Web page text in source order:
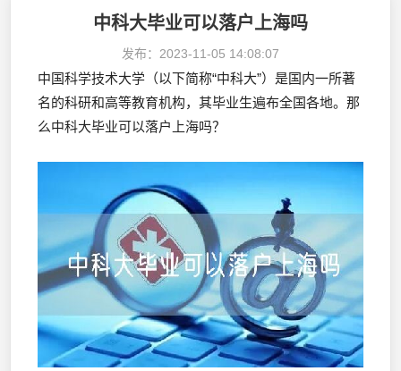
中科大毕业可以落户上海吗
发布： 2023-11-05 14:08:07
中国科学技术大学（以下简称“中科大”）是国内一所著
名的科研和高等教育机构，其毕业生遍布全国各地。那
么中科大毕业可以落户上海吗？